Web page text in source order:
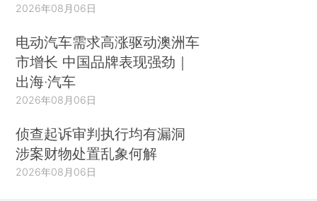
2026年08月06日
电动汽车需求高涨驱动澳洲车
市增长 中国品牌表现强劲｜
出海·汽车
2026年08月06日
侦查起诉审判执行均有漏洞
涉案财物处置乱象何解
2026年08月06日